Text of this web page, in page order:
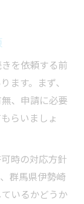
を依頼する前
ます。まず、
、申請に必要
らいましょ
時の対応方針
群馬県伊勢崎
いるかどうか